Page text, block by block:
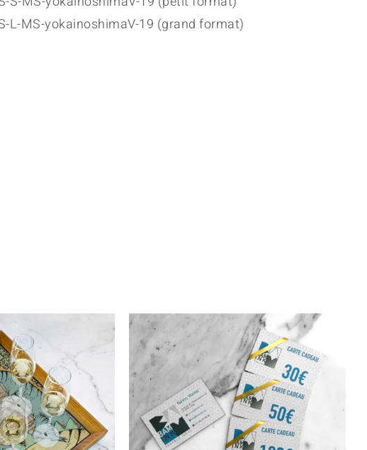
L-MS-yokainoshimaV-19 (grand format)